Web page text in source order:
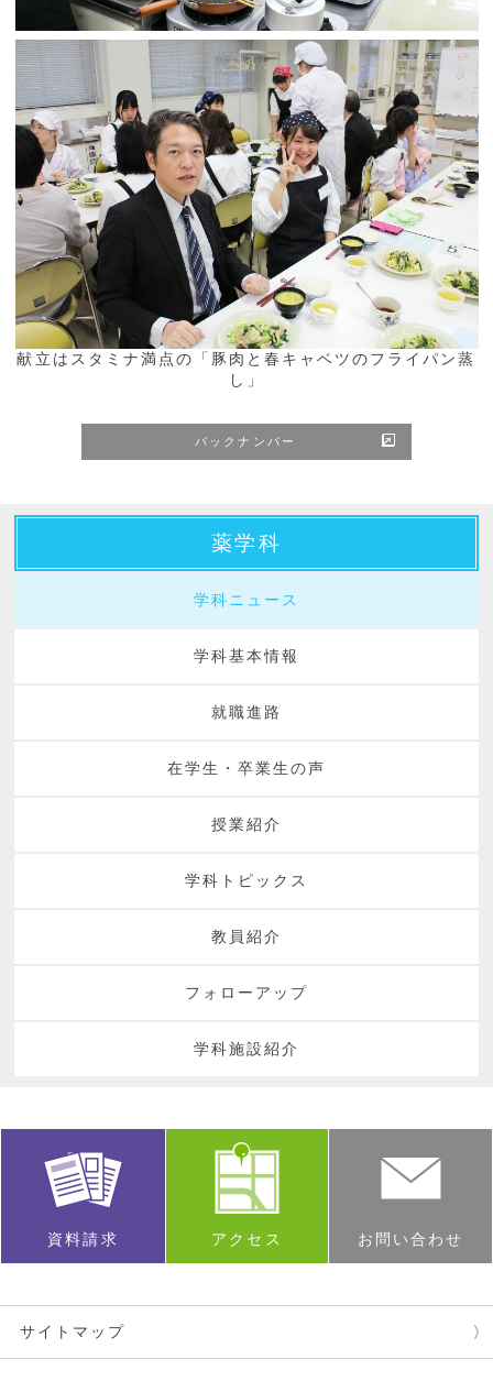
献立はスタミナ満点の「豚肉と春キャベツのフライパン蒸
し」
バックナンバー
薬学科
学科ニュース
学科基本情報
就職進路
在学生・卒業生の声
授業紹介
学科トピックス
教員紹介
フォローアップ
学科施設紹介
資料請求 アクセス お問い合わせ
サイトマップ